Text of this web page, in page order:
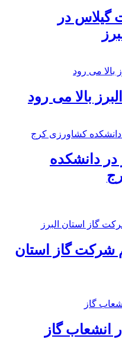
گیلاس در
بالا می رود
دانشکده
شرکت گاز استان
انشعاب گاز